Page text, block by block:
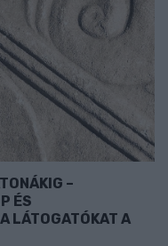
–
ÉS
LÁTOGATÓKAT A